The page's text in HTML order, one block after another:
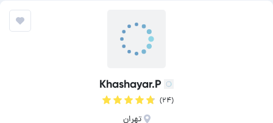
Khashayar.P
(۲۴)
تهران